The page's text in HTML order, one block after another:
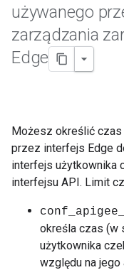
używanego
zarządzania
Edge
Możesz określić
przez interfejs Edge
interfejs użytkownika
interfejsu API. Limit
określa czas (w
użytkownika
względu na